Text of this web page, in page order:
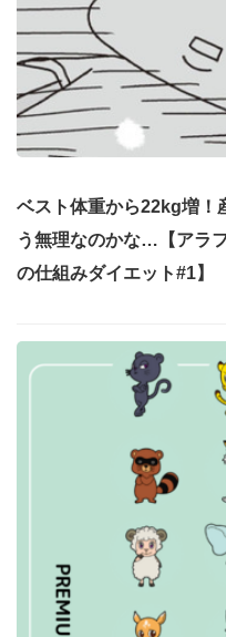
ベスト体重から22kg増！
う無理なのかな…【アラ
の仕組みダイエット#1】